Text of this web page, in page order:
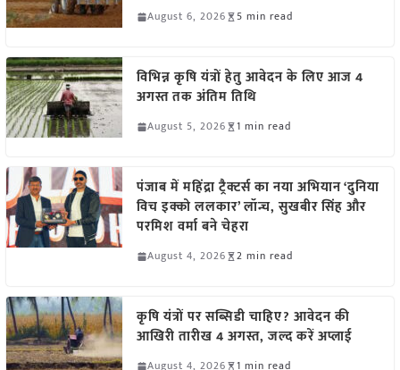
August 6, 2026 5 min read
विभिन्न कृषि यंत्रों हेतु आवेदन के लिए आज 4
अगस्त तक अंतिम तिथि
August 5, 2026 1 min read
पंजाब में महिंद्रा ट्रैक्टर्स का नया अभियान ‘दुनिया
विच इक्को ललकार’ लॉन्च, सुखबीर सिंह और
परमिश वर्मा बने चेहरा
August 4, 2026 2 min read
कृषि यंत्रों पर सब्सिडी चाहिए? आवेदन की
आखिरी तारीख 4 अगस्त, जल्द करें अप्लाई
August 4, 2026 1 min read